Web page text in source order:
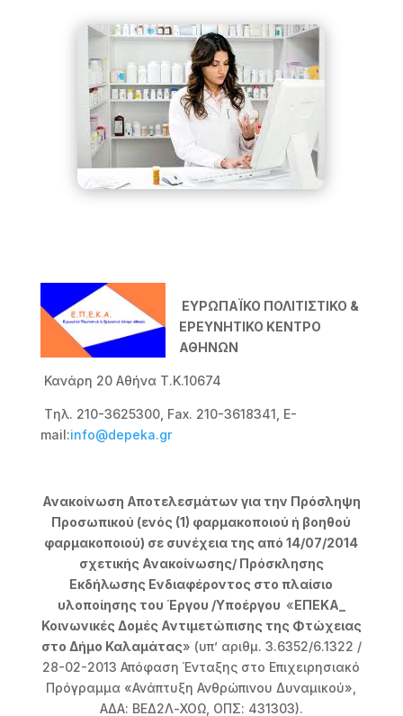
ΕΥΡΩΠΑΪΚΟ ΠΟΛΙΤΙΣΤΙΚΟ &
ΕΡΕΥΝΗΤΙΚΟ ΚΕΝΤΡΟ
ΑΘΗΝΩΝ
Κανάρη 20 Αθήνα Τ.Κ.10674
Tηλ. 210-3625300, Fax. 210-3618341, E-
mail:info@depeka.gr
Ανακοίνωση Αποτελεσμάτων για την Πρόσληψη
Προσωπικού (ενός (1) φαρμακοποιού ή βοηθού
φαρμακοποιού) σε συνέχεια της από 14/07/2014
σχετικής Ανακοίνωσης/ Πρόσκλησης
Εκδήλωσης Ενδιαφέροντος στο πλαίσιο
υλοποίησης του Έργου /Υποέργου «ΕΠΕΚΑ_
Κοινωνικές Δομές Αντιμετώπισης της Φτώχειας
στο Δήμο Καλαμάτας» (υπ’ αριθμ. 3.6352/6.1322 /
28-02-2013 Απόφαση Ένταξης στο Επιχειρησιακό
Πρόγραμμα «Ανάπτυξη Ανθρώπινου Δυναμικού»,
ΑΔΑ: ΒΕΔ2Λ-ΧΟΩ, ΟΠΣ: 431303).